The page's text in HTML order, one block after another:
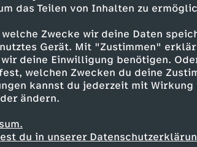
das Teilen von Inhalten zu
Zwecke wir deine Daten
Gerät. Mit "Zustimmen"
deine Einwilligung benötigen.
welchen Zwecken du deine
kannst du jederzeit mit
ändern.
du in unserer
Ross
Blackk
Adlon
Omundson